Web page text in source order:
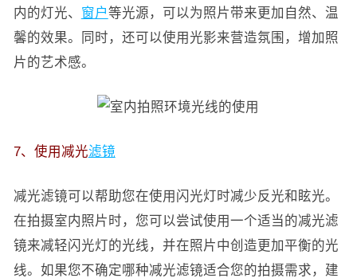
内的灯光、 窗户等光源，可以为照片带来更加自然、温
馨的效果。同时，还可以使用光影来营造氛围，增加照
片的艺术感。
7、使用减光滤镜
减光滤镜可以帮助您在使用闪光灯时减少反光和眩光。
在拍摄室内照片时，您可以尝试使用一个适当的减光滤
镜来减轻闪光灯的光线，并在照片中创造更加平衡的光
线。如果您不确定哪种减光滤镜适合您的拍摄需求，建